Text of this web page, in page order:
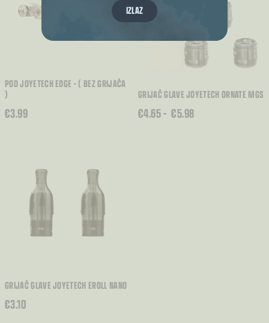
IZLAZ
POD JOYETECH EDGE – ( BEZ GRIJAČA
)
€3.99
GRIJAČ GLAVE JOYETECH ORNATE MGS
€4.65– €5.98
RASPON
GRIJAČ GLAVE JOYETECH EROLL NANO
€3.10